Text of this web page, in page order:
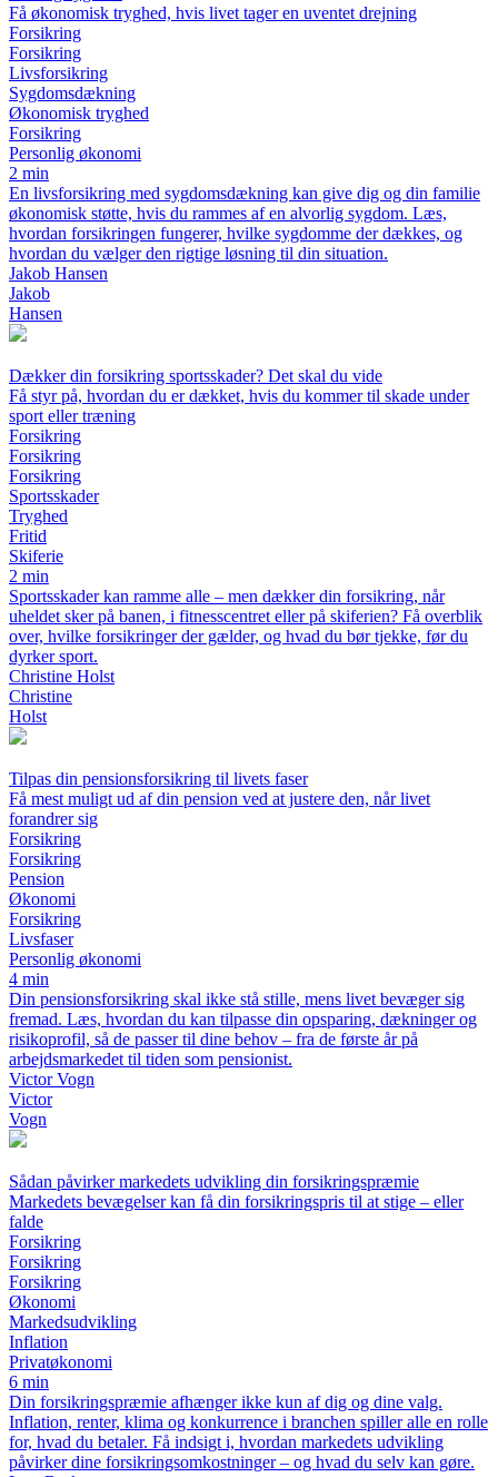
Få økonomisk tryghed, hvis livet tager en uventet drejning
Forsikring
Forsikring
Livsforsikring
Sygdomsdækning
Økonomisk tryghed
Forsikring
Personlig økonomi
2 min
En livsforsikring med sygdomsdækning kan give dig og din familie
økonomisk støtte, hvis du rammes af en alvorlig sygdom. Læs,
hvordan forsikringen fungerer, hvilke sygdomme der dækkes, og
hvordan du vælger den rigtige løsning til din situation.
Jakob Hansen
Jakob
Hansen
Dækker din forsikring sportsskader? Det skal du vide
Få styr på, hvordan du er dækket, hvis du kommer til skade under
sport eller træning
Forsikring
Forsikring
Forsikring
Sportsskader
Tryghed
Fritid
Skiferie
2 min
Sportsskader kan ramme alle – men dækker din forsikring, når
uheldet sker på banen, i fitnesscentret eller på skiferien? Få overblik
over, hvilke forsikringer der gælder, og hvad du bør tjekke, før du
dyrker sport.
Christine Holst
Christine
Holst
Tilpas din pensionsforsikring til livets faser
Få mest muligt ud af din pension ved at justere den, når livet
forandrer sig
Forsikring
Forsikring
Pension
Økonomi
Forsikring
Livsfaser
Personlig økonomi
4 min
Din pensionsforsikring skal ikke stå stille, mens livet bevæger sig
fremad. Læs, hvordan du kan tilpasse din opsparing, dækninger og
risikoprofil, så de passer til dine behov – fra de første år på
arbejdsmarkedet til tiden som pensionist.
Victor Vogn
Victor
Vogn
Sådan påvirker markedets udvikling din forsikringspræmie
Markedets bevægelser kan få din forsikringspris til at stige – eller
falde
Forsikring
Forsikring
Forsikring
Økonomi
Markedsudvikling
Inflation
Privatøkonomi
6 min
Din forsikringspræmie afhænger ikke kun af dig og dine valg.
Inflation, renter, klima og konkurrence i branchen spiller alle en rolle
for, hvad du betaler. Få indsigt i, hvordan markedets udvikling
påvirker dine forsikringsomkostninger – og hvad du selv kan gøre.